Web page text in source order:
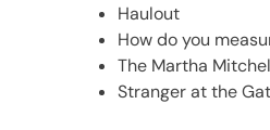
Haulout
How do you
The Martha
Stranger at the Gat